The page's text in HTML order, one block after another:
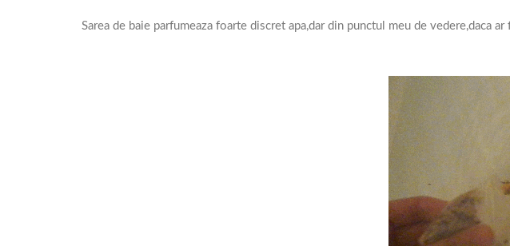
Sarea de baie parfumeaza foarte discret apa,dar din punctul meu de vedere,daca